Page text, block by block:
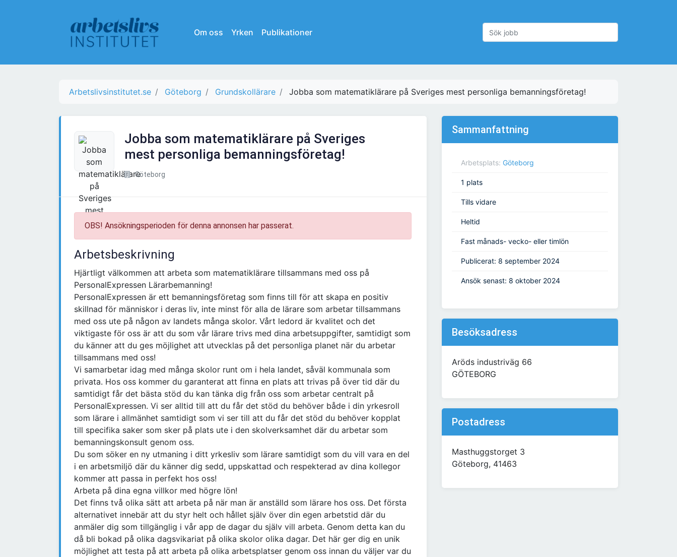
Om oss Yrken Publikationer
Arbetslivsinstitutet.se Göteborg Grundskollärare Jobba som matematiklärare på Sveriges mest personliga bemanningsföretag!
Jobba som matematiklärare på Sveriges
mest personliga bemanningsföretag!
Göteborg
OBS! Ansökningsperioden för denna annonsen har passerat.
Arbetsbeskrivning
Hjärtligt välkommen att arbeta som matematiklärare tillsammans med oss på
PersonalExpressen Lärarbemanning!
PersonalExpressen är ett bemanningsföretag som finns till för att skapa en positiv
skillnad för människor i deras liv, inte minst för alla de lärare som arbetar tillsammans
med oss ute på någon av landets många skolor. Vårt ledord är kvalitet och det
viktigaste för oss är att du som vår lärare trivs med dina arbetsuppgifter, samtidigt som
du känner att du ges möjlighet att utvecklas på det personliga planet när du arbetar
tillsammans med oss!
Vi samarbetar idag med många skolor runt om i hela landet, såväl kommunala som
privata. Hos oss kommer du garanterat att finna en plats att trivas på över tid där du
samtidigt får det bästa stöd du kan tänka dig från oss som arbetar centralt på
PersonalExpressen. Vi ser alltid till att du får det stöd du behöver både i din yrkesroll
som lärare i allmänhet samtidigt som vi ser till att du får det stöd du behöver kopplat
till specifika saker som sker på plats ute i den skolverksamhet där du arbetar som
bemanningskonsult genom oss.
Du som söker en ny utmaning i ditt yrkesliv som lärare samtidigt som du vill vara en del
i en arbetsmiljö där du känner dig sedd, uppskattad och respekterad av dina kollegor
kommer att passa in perfekt hos oss!
Arbeta på dina egna villkor med högre lön!
Det finns två olika sätt att arbeta på när man är anställd som lärare hos oss. Det första
alternativet innebär att du styr helt och hållet själv över din egen arbetstid där du
anmäler dig som tillgänglig i vår app de dagar du själv vill arbeta. Genom detta kan du
då bli bokad på olika dagsvikariat på olika skolor olika dagar. Det här ger dig en unik
möjlighet att testa på att arbeta på olika arbetsplatser genom oss innan du väljer var du
Sammanfattning
Arbetsplats: Göteborg
1 plats
Tills vidare
Heltid
Fast månads- vecko- eller timlön
Publicerat: 8 september 2024
Ansök senast: 8 oktober 2024
Besöksadress
Aröds industriväg 66
GÖTEBORG
Postadress
Masthuggstorget 3
Göteborg, 41463